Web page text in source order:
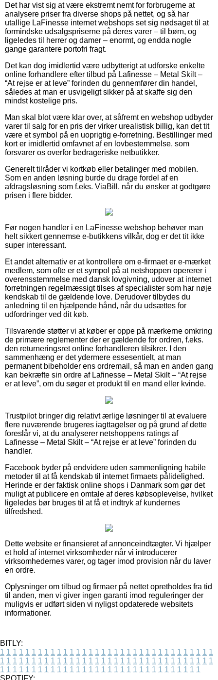
Det har vist sig at være ekstremt nemt for forbrugerne at
analysere priser fra diverse shops på nettet, og så har
utallige LaFinesse internet webshops set sig nødsaget til at
formindske udsalgspriserne på deres varer – til børn, og
ligeledes til herrer og damer – enormt, og endda nogle
gange garantere portofri fragt.
Det kan dog imidlertid være udbytterigt at udforske enkelte
online forhandlere efter tilbud på Lafinesse – Metal Skilt –
“At rejse er at leve” forinden du gennemfører din handel,
således at man er usvigeligt sikker på at skaffe sig den
mindst kostelige pris.
Man skal blot være klar over, at såfremt en webshop udbyder
varer til salg for en pris der virker urealistisk billig, kan det tit
være et symbol på en uoprigtig e-forretning. Bestillinger med
kort er imidlertid omfavnet af en lovbestemmelse, som
forsvarer os overfor bedrageriske netbutikker.
Generelt tilråder vi kortkøb eller betalinger med mobilen.
Som en anden løsning burde du drage fordel af en
afdragsløsning som f.eks. ViaBill, når du ønsker at godtgøre
prisen i flere bidder.
Før nogen handler i en LaFinesse webshop behøver man
helt sikkert gennemse e-butikkens vilkår, dog er det tit ikke
super interessant.
Et andet alternativ er at kontrollere om e-firmaet er e-mærket
medlem, som ofte er et sympol på at netshoppen opererer i
overensstemmelse med dansk lovgivning, udover at internet
forretningen regelmæssigt tilses af specialister som har nøje
kendskab til de gældende love. Derudover tilbydes du
anledning til en hjælpende hånd, når du udsættes for
udfordringer ved dit køb.
Tilsvarende støtter vi at køber er oppe på mærkerne omkring
de primære reglementer der er gældende for ordren, f.eks.
den returneringsret online forhandleren tilsikrer. I den
sammenhæng er det ydermere essesentielt, at man
permanent bibeholder ens ordremail, så man en anden gang
kan bekræfte sin ordre af Lafinesse – Metal Skilt – “At rejse
er at leve”, om du søger et produkt til en mand eller kvinde.
Trustpilot bringer dig relativt ærlige løsninger til at evaluere
flere nuværende brugeres iagttagelser og på grund af dette
foreslår vi, at du analyserer netshoppens ratings af
Lafinesse – Metal Skilt – “At rejse er at leve” forinden du
handler.
Facebook byder på endvidere uden sammenligning habile
metoder til at få kendskab til internet firmaets pålidelighed.
Herinde er der faktisk online shops i Danmark som gør det
muligt at publicere en omtale af deres købsoplevelse, hvilket
ligeledes bør bruges til at få et indtryk af kundernes
tilfredshed.
Dette website er finansieret af annonceindtægter. Vi hjælper
et hold af internet virksomheder når vi introducerer
virksomhedernes varer, og tager imod provision når du laver
en ordre.
Oplysninger om tilbud og firmaer på nettet opretholdes fra tid
til anden, men vi giver ingen garanti imod reguleringer der
muligvis er udført siden vi nyligst opdaterede websitets
informationer.
BITLY:
1 1 1 1 1 1 1 1 1 1 1 1 1 1 1 1 1 1 1 1 1 1 1 1 1 1 1 1 1 1 1 1 1 1
1 1 1 1 1 1 1 1 1 1 1 1 1 1 1 1 1 1 1 1 1 1 1 1 1 1 1 1 1 1 1 1 1 1
1 1 1 1 1 1 1 1 1 1 1 1 1 1 1 1 1 1 1 1 1 1 1 1 1 1 1 1 1 1 1 1
SPOTIFY: